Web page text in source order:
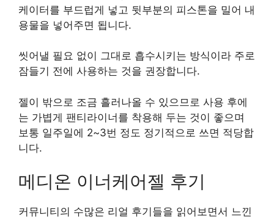
케이터를 부드럽게 넣고 뒷부분의 피스톤을 밀어 내
용물을 넣어주면 됩니다.
씻어낼 필요 없이 그대로 흡수시키는 방식이라 주로
잠들기 전에 사용하는 것을 권장합니다.
젤이 밖으로 조금 흘러나올 수 있으므로 사용 후에
는 가볍게 팬티라이너를 착용해 두는 것이 좋으며
보통 일주일에 2~3번 정도 정기적으로 쓰면 적당합
니다.
메디온 이너케어젤 후기
커뮤니티의 수많은 리얼 후기들을 읽어보면서 느낀